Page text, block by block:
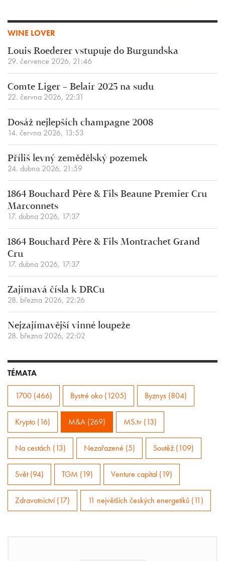
WINE LOVER
Louis Roederer vstupuje do Burgundska
29. července 2026, 21:46
Comte Liger – Belair 2025 na sudu
22. června 2026, 22:31
Dosáž nejlepších champagne 2008
14. června 2026, 13:53
Příliš levný zemědělský pozemek
24. dubna 2026, 21:59
1864 Bouchard Père & Fils Beaune Premier Cru
Marconnets
17. dubna 2026, 17:37
1864 Bouchard Père & Fils Montrachet Grand
Cru
17. dubna 2026, 17:37
Zajímavá čísla k DRCu
28. března 2026, 22:26
Nejzajímavější vinné loupeže
28. března 2026, 22:02
TÉMATA
1700 (466) Bystré oko (1205) Byznys (804)
Krypto (16) M&A (269) MS.tv (13)
Na cestách (13) Nezařazené (5) Soutěž (109)
Svět (94) TGM (19) Venture capital (19)
Zdravotnictví (17) 11 největších českých energetiků (11)